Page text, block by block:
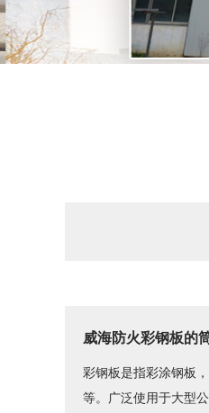
威海防火彩钢板的
彩钢板是指彩涂钢板
等。广泛使用于大型